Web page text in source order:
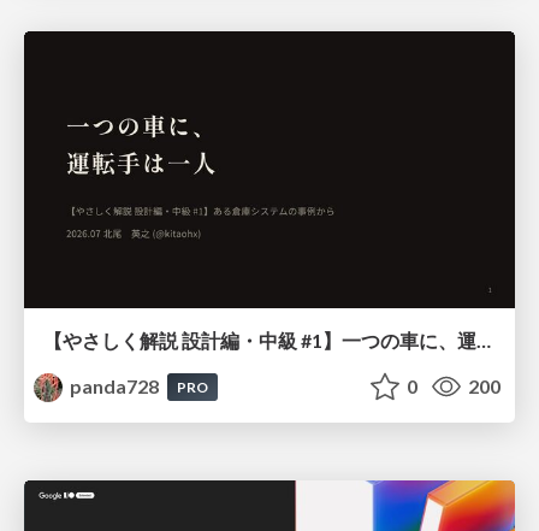
panda728
PRO 0 200